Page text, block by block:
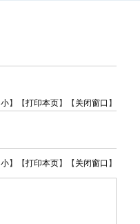
小】【打印本页】【 关闭窗口 】
小】【打印本页】【 关闭窗口 】